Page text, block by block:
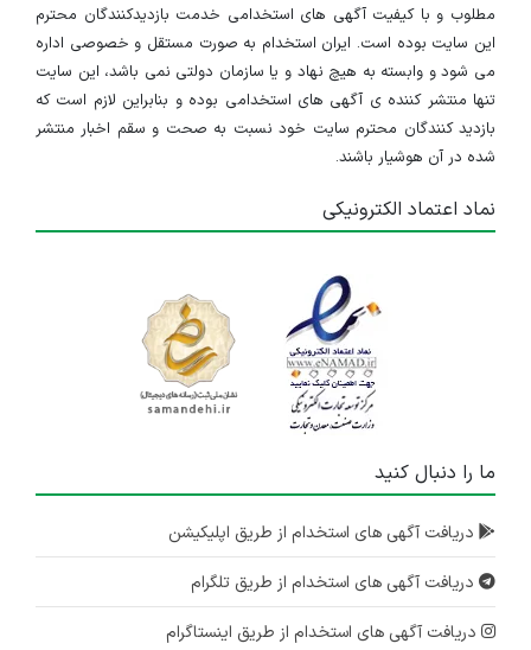
مطلوب و با کیفیت آگهی های استخدامی خدمت بازدیدکنندگان محترم
این سایت بوده است. ایران استخدام به صورت مستقل و خصوصی اداره
می شود و وابسته به هیچ نهاد و یا سازمان دولتی نمی باشد، این سایت
تنها منتشر کننده ی آگهی های استخدامی بوده و بنابراین لازم است که
بازدید کنندگان محترم سایت خود نسبت به صحت و سقم اخبار منتشر
شده در آن هوشیار باشند.
نماد اعتماد الکترونیکی
ما را دنبال کنید
دریافت آگهی های استخدام از طریق اپلیکیشن
دریافت آگهی های استخدام از طریق تلگرام
دریافت آگهی های استخدام از طریق اینستاگرام